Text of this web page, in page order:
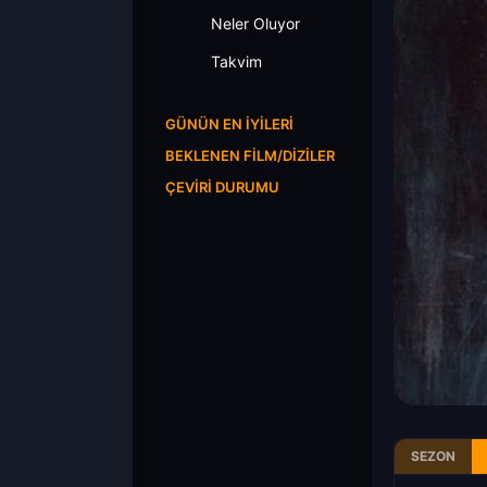
Neler Oluyor
Takvim
GÜNÜN EN İYILERI
BEKLENEN FILM/DIZILER
ÇEVIRI DURUMU
SEZON